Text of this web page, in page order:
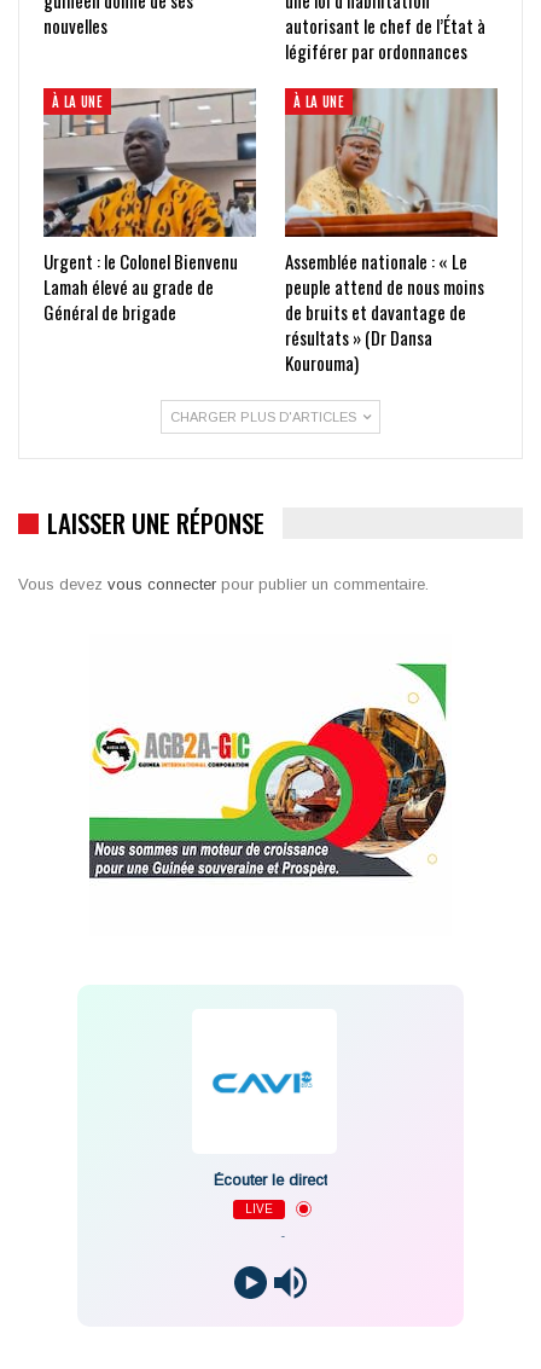
nouvelles
autorisant le chef de l’État à
légiférer par ordonnances
À LA UNE
Urgent : le Colonel Bienvenu
Lamah élevé au grade de
Général de brigade
À LA UNE
Assemblée nationale : « Le
peuple attend de nous moins
de bruits et davantage de
résultats » (Dr Dansa
Kourouma)
CHARGER PLUS D'ARTICLES
LAISSER UNE RÉPONSE
Vous devez vous connecter pour publier un commentaire.
Écouter le direct
LIVE